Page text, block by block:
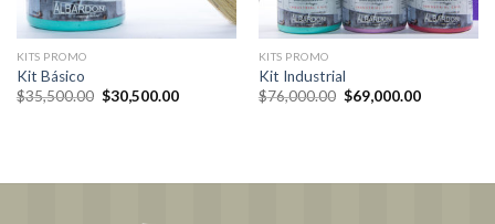
KITS PROMO
Kit Básico
$35,500.00 El
precio
$30,500.00El
KITS PROMO
Kit Industrial
$76,000.00 El
precio
$69,000.00El